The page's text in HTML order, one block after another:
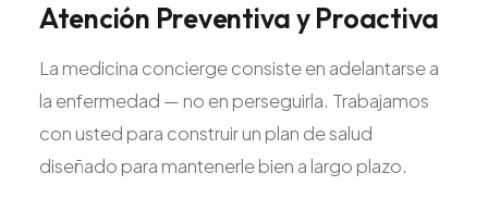
Atención PreventivayProactiva
La medicina concierge consiste en adelantarse a
la enfermedad — no en perseguirla. Trabajamos
con usted para construir un plan de salud
diseñado para mantenerle bien a largo plazo.